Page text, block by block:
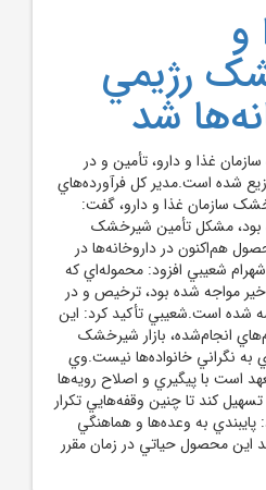
و
رژيمي
شد
غذا و دارو، تأمين و در
شده است.مدير کل فرآورده‌هاي
سازمان غذا و دارو، گفت:
بود، مشکل تأمين شيرخشک
هم‌اکنون در داروخانه‌ها در
شعيبي افزود: محموله‌اي که
مواجه شده بود، ترخيص و در
شده است.شعيبي تأکيد کرد: اين
انجام‌شده، بازار شيرخشک
به نگراني خانواده‌ها نيست.وي
است با پيگيري و اصلاح رويه‌ها
تسهيل کند تا چنين وقفه‌هايي تکرار
به وعده‌ها و هماهنگي
محصول حياتي در زمان مقرر